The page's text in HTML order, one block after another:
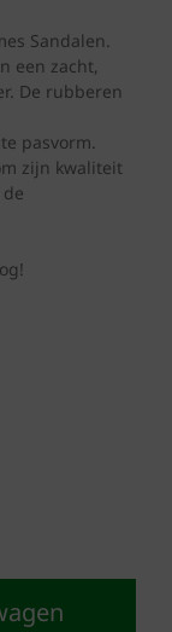
Sandalen.
een zacht,
De rubberen
pasvorm.
zijn kwaliteit